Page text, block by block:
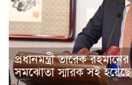
প্রধানমন্ত্রী তারেক
সমঝোতা স্মারক সই